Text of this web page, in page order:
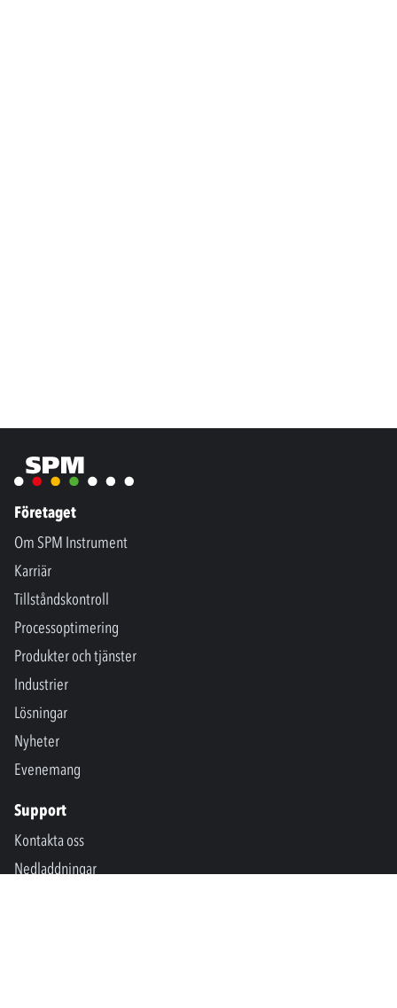
Företaget
Om SPM Instrument
Karriär
Tillståndskontroll
Processoptimering
Produkter och tjänster
Industrier
Lösningar
Nyheter
Evenemang
Support
Kontakta oss
Nedladdningar